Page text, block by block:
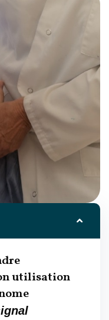
utilisation